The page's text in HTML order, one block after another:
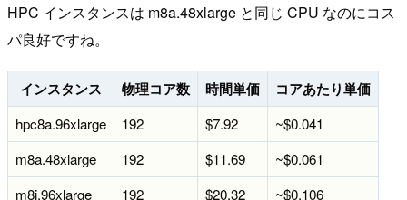
HPC インスタンスは m8a.48xlarge と同じ CPU なのにコス
パ良好ですね。
インスタンス 物理コア数 時間単価 コアあたり単価
hpc8a.96xlarge 192 $7.92
~$0.041
m8a.48xlarge
192 $11.69
~$0.061
m8i.96xlarge
192 $20.32 ~$0.106